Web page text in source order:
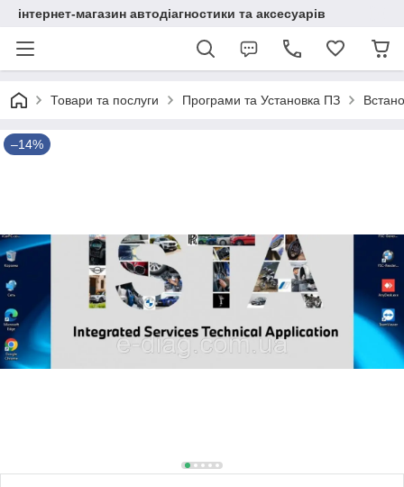
інтернет-магазин автодіагностики та аксесуарів
Товари та послуги Програми та Установка ПЗ
–14%